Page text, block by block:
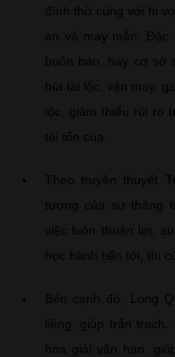
đình thờ cúng với hi
an và may mắn. Đặc
buôn bán, hay cơ sở
hút tài lộc, vận may,
lộc, giảm thiểu rủi ro
tài tốn của.
Theo truyền thuyết
tượng của sự thăng
việc luôn thuận lợi,
học hành tiến tới, thi
Bên cạnh đó, Long
liêng, giúp trấn trạch,
hóa giải vận hạn,